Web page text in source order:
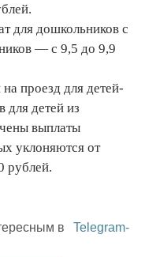
для дошкольников с
— с 9,5 до 9,9
проезд для детей-
для детей из
выплаты
уклоняются от
рублей.
в
Telegram-